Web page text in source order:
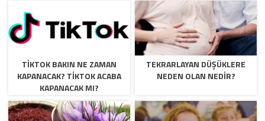
TIKTOK BAKIN NE ZAMAN
KAPANACAK? TIKTOK ACABA
KAPANACAK MI?
TEKRARLAYAN DÜŞÜKLERE
NEDEN OLAN NEDIR?